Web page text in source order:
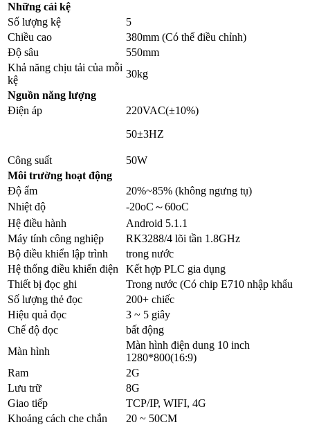
Những cái kệ
Số lượng kệ
5
Chiều cao
380mm (Có thể điều chỉnh)
Độ sâu
550mm
Khả năng chịu tải của mỗi
kệ
30kg
Nguồn năng lượng
Điện áp
220VAC(±10%)
50±3HZ
Công suất
50W
Môi trường hoạt động
Độ ẩm
20%~85% (không ngưng tụ)
Nhiệt độ
-20oC～60oC
Hệ điều hành
Android 5.1.1
Máy tính công nghiệp
RK3288/4 lõi tần 1.8GHz
Bộ điều khiển lập trình
trong nước
Hệ thống điều khiển điện
Kết hợp PLC gia dụng
Thiết bị đọc ghi
Trong nước (Có chip E710 nhập khẩu
Số lượng thẻ đọc
200+ chiếc
Hiệu quả đọc
3 ~ 5 giây
Chế độ đọc
bất động
Màn hình
Màn hình điện dung 10 inch
1280*800(16:9)
Ram
2G
Lưu trữ
8G
Giao tiếp
TCP/IP, WIFI, 4G
Khoảng cách che chắn
20 ~ 50CM